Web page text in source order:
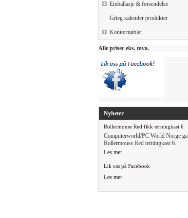
Emballasje & forsendelse
Grieg kalender produkter
Kontormøbler
Alle priser eks. mva.
Nyheter
Rollermouse Red fikk terningkast 6
Computerworld/PC World Norge ga
Rollermouse Red terningkast 6.
Les mer
Lik oss på Facebook
Les mer